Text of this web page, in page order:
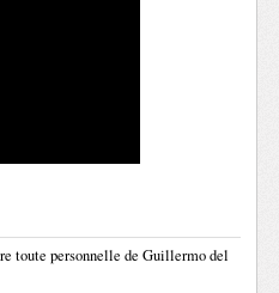
toute personnelle de Guillermo del